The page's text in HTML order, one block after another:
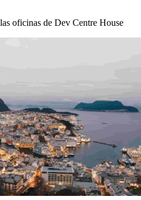
oficinas de Dev Centre House